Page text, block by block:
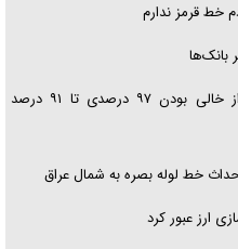
خط قرمز ندارم
بانک‌ها
بررسی ذخایر سد کرج در ۶ ماه/ از خالی بودن ۹۷ درصدی تا ۹۱ درصد
خط لوله بصره به شمال عراق
ارز عبور کرد